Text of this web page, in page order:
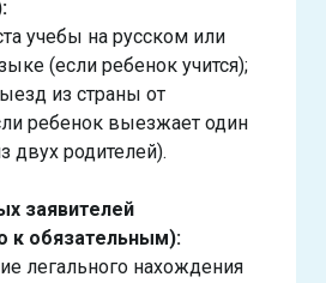
учебы на русском или
(если ребенок учится);
из страны от
ребенок выезжает один
двух родителей).
заявителей
к обязательным):
легального нахождения